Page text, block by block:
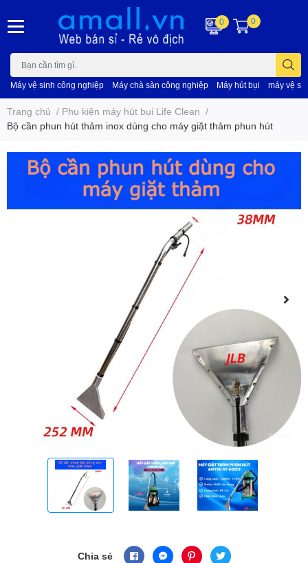
Máy vệ sinh công nghiệp Máy chà sàn công nghiệp Máy hút bụi máy vệ
0 0
Trang chủ / Phụ kiện máy hút bụi Life Clean /
Bộ cần phun hút thảm inox dùng cho máy giặt thảm phun hút
Chia sẻ